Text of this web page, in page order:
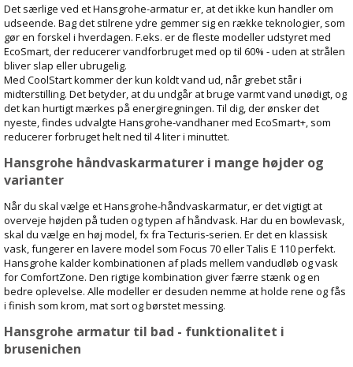
Det særlige ved et Hansgrohe-armatur er, at det ikke kun handler om
udseende. Bag det stilrene ydre gemmer sig en række teknologier, som
gør en forskel i hverdagen. F.eks. er de fleste modeller udstyret med
EcoSmart, der reducerer vandforbruget med op til 60% - uden at strålen
bliver slap eller ubrugelig.
Med CoolStart kommer der kun koldt vand ud, når grebet står i
midterstilling. Det betyder, at du undgår at bruge varmt vand unødigt, og
det kan hurtigt mærkes på energiregningen. Til dig, der ønsker det
nyeste, findes udvalgte Hansgrohe-vandhaner med EcoSmart+, som
reducerer forbruget helt ned til 4 liter i minuttet.
Hansgrohe håndvaskarmaturer i mange højder og
varianter
Når du skal vælge et Hansgrohe-håndvaskarmatur, er det vigtigt at
overveje højden på tuden og typen af håndvask. Har du en bowlevask,
skal du vælge en høj model, fx fra Tecturis-serien. Er det en klassisk
vask, fungerer en lavere model som Focus 70 eller Talis E 110 perfekt.
Hansgrohe kalder kombinationen af plads mellem vandudløb og vask
for ComfortZone. Den rigtige kombination giver færre stænk og en
bedre oplevelse. Alle modeller er desuden nemme at holde rene og fås
i finish som krom, mat sort og børstet messing.
Hansgrohe armatur til bad - funktionalitet i
brusenichen